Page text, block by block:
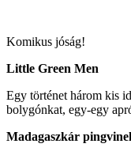
Komikus jóság!
Little Green Men
Egy történet három kis
bolygónkat, egy-egy
Madagaszkár